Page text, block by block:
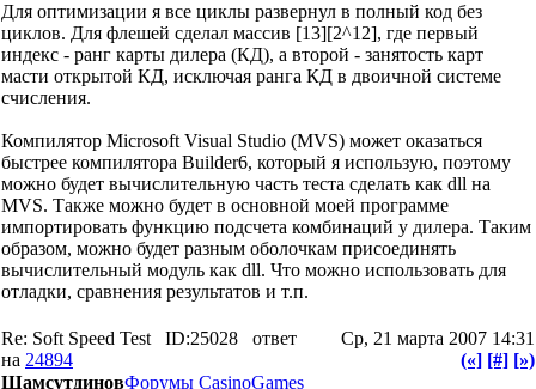
Для оптимизации я все циклы развернул в полный код без
циклов. Для флешей сделал массив [13][2^12], где первый
индекс - ранг карты дилера (КД), а второй - занятость карт
масти открытой КД, исключая ранга КД в двоичной системе
счисления.
Компилятор Microsoft Visual Studio (MVS) может оказаться
быстрее компилятора Builder6, который я использую, поэтому
можно будет вычислительную часть теста сделать как dll на
MVS. Также можно будет в основной моей программе
импортировать функцию подсчета комбинаций у дилера. Таким
образом, можно будет разным оболочкам присоединять
вычислительный модуль как dll. Что можно использовать для
отладки, сравнения результатов и т.п.
Re: Soft Speed Test ID:25028 ответ
на 24894
Ср, 21 марта 2007 14:31
(«] [#] [»)
ШамсутдиновФорумы CasinoGames